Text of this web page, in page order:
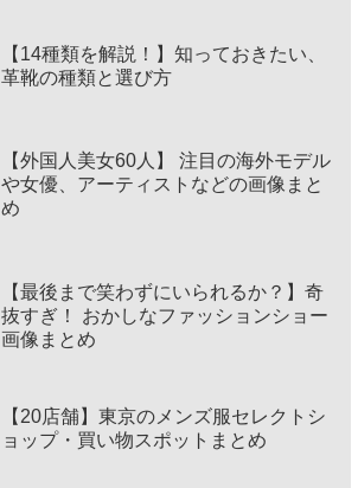
【14種類を解説！】知っておきたい、
革靴の種類と選び方
【外国人美女60人】 注目の海外モデル
や女優、アーティストなどの画像まと
め
【最後まで笑わずにいられるか？】奇
抜すぎ！ おかしなファッションショー
画像まとめ
【20店舗】東京のメンズ服セレクトシ
ョップ・買い物スポットまとめ